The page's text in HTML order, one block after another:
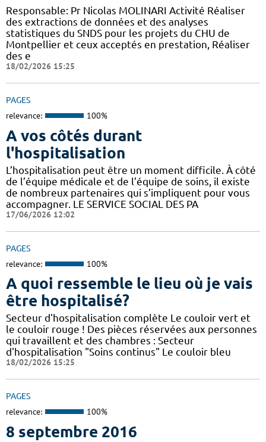
Responsable: Pr Nicolas MOLINARI Activité Réaliser
des extractions de données et des analyses
statistiques du SNDS pour les projets du CHU de
Montpellier et ceux acceptés en prestation, Réaliser
des e
18/02/2026 15:25
PAGES
relevance: 100%
A vos côtés durant
l'hospitalisation
L’hospitalisation peut être un moment difficile. À côté
de l’équipe médicale et de l’équipe de soins, il existe
de nombreux partenaires qui s’impliquent pour vous
accompagner. LE SERVICE SOCIAL DES PA
17/06/2026 12:02
PAGES
relevance: 100%
A quoi ressemble le lieu où je vais
être hospitalisé?
Secteur d'hospitalisation complète Le couloir vert et
le couloir rouge ! Des pièces réservées aux personnes
qui travaillent et des chambres : Secteur
d'hospitalisation "Soins continus" Le couloir bleu
18/02/2026 15:25
PAGES
relevance: 100%
8 septembre 2016